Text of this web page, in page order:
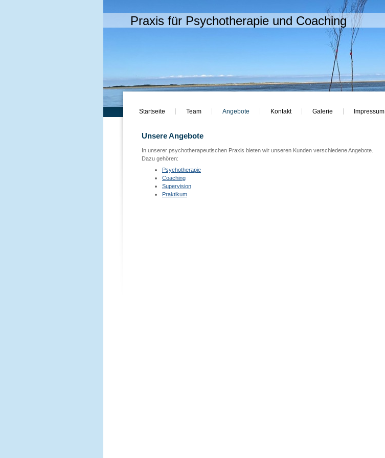
Praxis für Psychotherapie und Coaching
Startseite Team Angebote Kontakt Galerie Impressum
Unsere Angebote
In unserer psychotherapeutischen Praxis bieten wir unseren Kunden verschiedene Angebote.
Dazu gehören:
Psychotherapie
Coaching
Supervision
Praktikum